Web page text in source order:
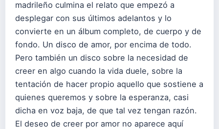
madrileño culmina el relato que empezó a
desplegar con sus últimos adelantos y lo
convierte en un álbum completo, de cuerpo y de
fondo. Un disco de amor, por encima de todo.
Pero también un disco sobre la necesidad de
creer en algo cuando la vida duele, sobre la
tentación de hacer propio aquello que sostiene a
quienes queremos y sobre la esperanza, casi
dicha en voz baja, de que tal vez tengan razón.
El deseo de creer por amor no aparece aquí